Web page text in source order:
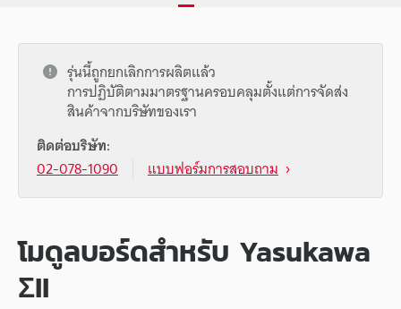
รุ่นนี้ถูกยกเลิกการผลิตแล้ว
การปฏิบัติตามมาตรฐานครอบคลุมตั้งแต่การจัดส่ง
สินค้าจากบริษัทของเรา
ติดต่อบริษัท:
02-078-1090
แบบฟอร์มการสอบถาม
โมดูลบอร์ดสำหรับ Yasukawa
ΣII